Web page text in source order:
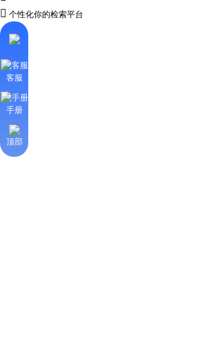
 个性化你的检索平台
客服
手册
顶部